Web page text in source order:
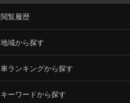
閲覧履歴
地域から探す
車ランキングから探す
キーワードから探す